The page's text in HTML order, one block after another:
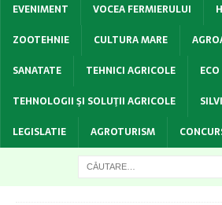
EVENIMENT
VOCEA FERMIERULUI
ZOOTEHNIE
CULTURA MARE
SANATATE
TEHNICI AGRICOLE
ECO
TEHNOLOGII ŞI SOLUŢII AGRICOLE
LEGISLATIE
AGROTURISM